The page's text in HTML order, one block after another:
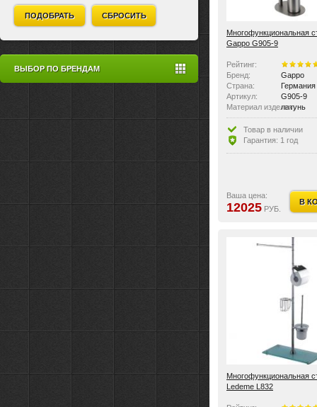
ПОДОБРАТЬ СБРОСИТЬ
ВЫБОР ПО БРЕНДАМ
Многофункциональная
Gappo G905-9
Рейтинг:
Бренд:
Gappo
Страна:
Германия
Артикул:
G905-9
Материал изделия:
латунь
Размер:
Тип крепления:без
Оснащение:
Товар в наличии
Гарантия: 1 год
Ваша цена:
12025 РУБ.
В
Многофункциональная
Ledeme L832